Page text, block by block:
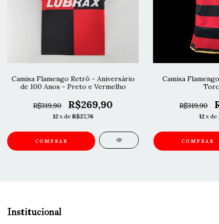
Camisa Flamengo Retrô - Aniversário
de 100 Anos - Preto e Vermelho
R$319,90 R$269,90
12 x deR$27,76
COMPRAR
Camisa
R$319,90
12 x de
COMPRAR
Institucional